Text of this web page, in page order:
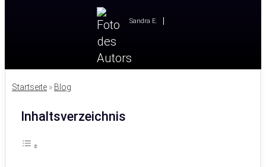
Sandra E.
Startseite » Blog
Inhaltsverzeichnis